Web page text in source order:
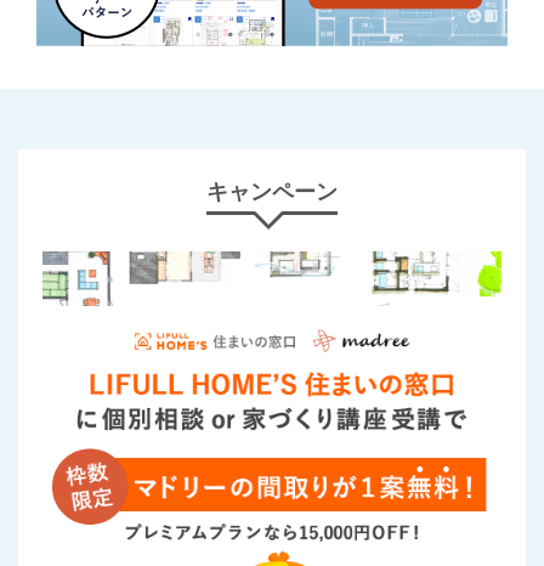
キャンペーン